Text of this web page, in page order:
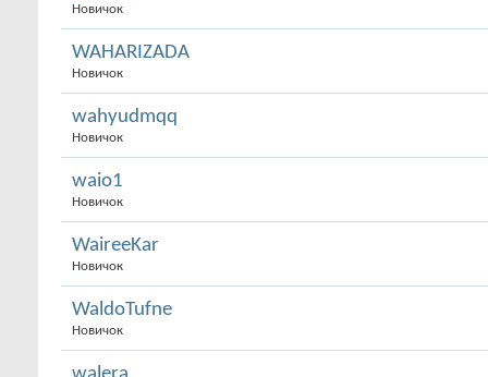
Новичок
WAHARIZADA
Новичок
wahyudmqq
Новичок
waio1
Новичок
WaireeKar
Новичок
WaldoTufne
Новичок